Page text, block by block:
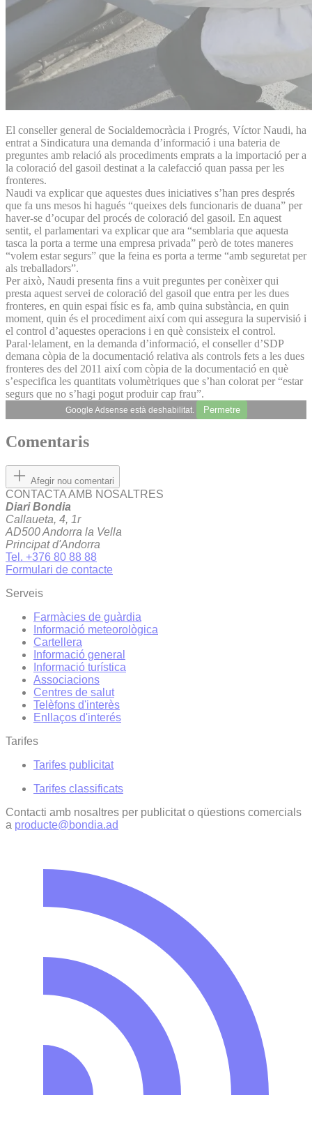
El conseller general de Socialdemocràcia i Progrés, Víctor Naudi, ha
entrat a Sindicatura una demanda d’informació i una bateria de
preguntes amb relació als procediments emprats a la importació per a
la coloració del gasoil destinat a la calefacció quan passa per les
fronteres.
Naudi va explicar que aquestes dues iniciatives s’han pres després
que fa uns mesos hi hagués “queixes dels funcionaris de duana” per
haver-se d’ocupar del procés de coloració del gasoil. En aquest
sentit, el parlamentari va explicar que ara “semblaria que aquesta
tasca la porta a terme una empresa privada” però de totes maneres
“volem estar segurs” que la feina es porta a terme “amb seguretat per
als treballadors”.
Per això, Naudi presenta fins a vuit preguntes per conèixer qui
presta aquest servei de coloració del gasoil que entra per les dues
fronteres, en quin espai físic es fa, amb quina substància, en quin
moment, quin és el procediment així com qui assegura la supervisió i
el control d’aquestes operacions i en què consisteix el control.
Paral·lelament, en la demanda d’informació, el conseller d’SDP
demana còpia de la documentació relativa als controls fets a les dues
fronteres des del 2011 així com còpia de la documentació en què
s’especifica les quantitats volumètriques que s’han colorat per “estar
segurs que no s’hagi pogut produir cap frau”.
Google Adsense està deshabilitat. Permetre
Comentaris
Afegir nou comentari
CONTACTA AMB NOSALTRES
Diari Bondia
Callaueta, 4, 1r
AD500 Andorra la Vella
Principat d'Andorra
Tel. +376 80 88 88
Formulari de contacte
Serveis
Farmàcies de guàrdia
Informació meteorològica
Cartellera
Informació general
Informació turística
Associacions
Centres de salut
Telèfons d'interès
Enllaços d'interés
Tarifes
Tarifes publicitat
Tarifes classificats
Contacti amb nosaltres per publicitat o qüestions comercials
a producte@bondia.ad